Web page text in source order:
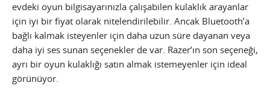
evdeki oyun bilgisayarınızla çalışabilen kulaklık arayanlar
için iyi bir fiyat olarak nitelendirilebilir. Ancak Bluetooth’a
bağlı kalmak isteyenler için daha uzun süre dayanan veya
daha iyi ses sunan seçenekler de var. Razer’ın son seçeneği,
ayrı bir oyun kulaklığı satın almak istemeyenler için ideal
görünüyor.